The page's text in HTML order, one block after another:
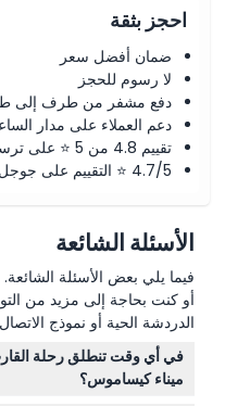
احجز بثقة
ضمان أفضل سعر
لا رسوم للحجز
دفع مشفر من طرف إلى
دعم العملاء على مدار
تقييم 4.8 من 5 ⭐ على ترستبايلوت
4.7/5 ⭐ التقييم على جوجل
الأسئلة الشائعة
فيما يلي بعض الأسئلة
أو كنت بحاجة إلى مزيد من
الدردشة الحية أو نموذج
في أي وقت تنطلق رحلة
ميناء كيساموس؟